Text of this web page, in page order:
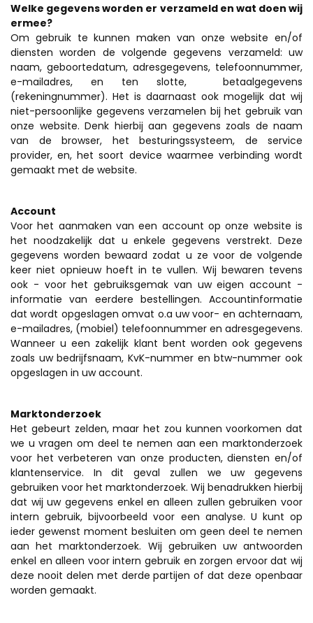
Welke gegevens worden er verzameld en wat doen wij
ermee?
Om gebruik te kunnen maken van onze website en/of
diensten worden de volgende gegevens verzameld: uw
naam, geboortedatum, adresgegevens, telefoonnummer,
e-mailadres, en ten slotte, betaalgegevens
(rekeningnummer). Het is daarnaast ook mogelijk dat wij
niet-persoonlijke gegevens verzamelen bij het gebruik van
onze website. Denk hierbij aan gegevens zoals de naam
van de browser, het besturingssysteem, de service
provider, en, het soort device waarmee verbinding wordt
gemaakt met de website.
Account
Voor het aanmaken van een account op onze website is
het noodzakelijk dat u enkele gegevens verstrekt. Deze
gegevens worden bewaard zodat u ze voor de volgende
keer niet opnieuw hoeft in te vullen. Wij bewaren tevens
ook - voor het gebruiksgemak van uw eigen account -
informatie van eerdere bestellingen. Accountinformatie
dat wordt opgeslagen omvat o.a uw voor- en achternaam,
e-mailadres, (mobiel) telefoonnummer en adresgegevens.
Wanneer u een zakelijk klant bent worden ook gegevens
zoals uw bedrijfsnaam, KvK-nummer en btw-nummer ook
opgeslagen in uw account.
Marktonderzoek
Het gebeurt zelden, maar het zou kunnen voorkomen dat
we u vragen om deel te nemen aan een marktonderzoek
voor het verbeteren van onze producten, diensten en/of
klantenservice. In dit geval zullen we uw gegevens
gebruiken voor het marktonderzoek. Wij benadrukken hierbij
dat wij uw gegevens enkel en alleen zullen gebruiken voor
intern gebruik, bijvoorbeeld voor een analyse. U kunt op
ieder gewenst moment besluiten om geen deel te nemen
aan het marktonderzoek. Wij gebruiken uw antwoorden
enkel en alleen voor intern gebruik en zorgen ervoor dat wij
deze nooit delen met derde partijen of dat deze openbaar
worden gemaakt.